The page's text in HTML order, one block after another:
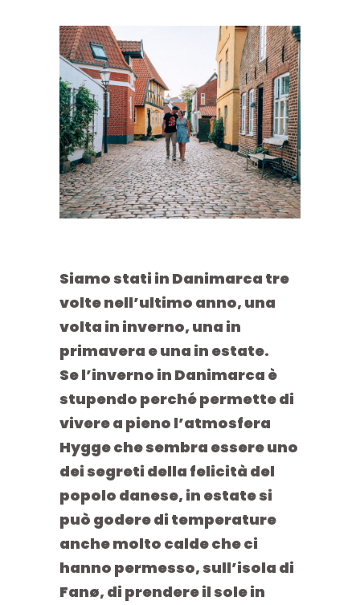
Siamo stati in Danimarca tre
volte nell’ultimo anno, una
volta in inverno, una in
primavera e una in estate.
Se l’inverno in Danimarca è
stupendo perché permette di
vivere a pieno l’atmosfera
Hygge che sembra essere uno
dei segreti della felicità del
popolo danese, in estate si
può godere di temperature
anche molto calde che ci
hanno permesso, sull’isola di
Fanø, di prendere il sole in